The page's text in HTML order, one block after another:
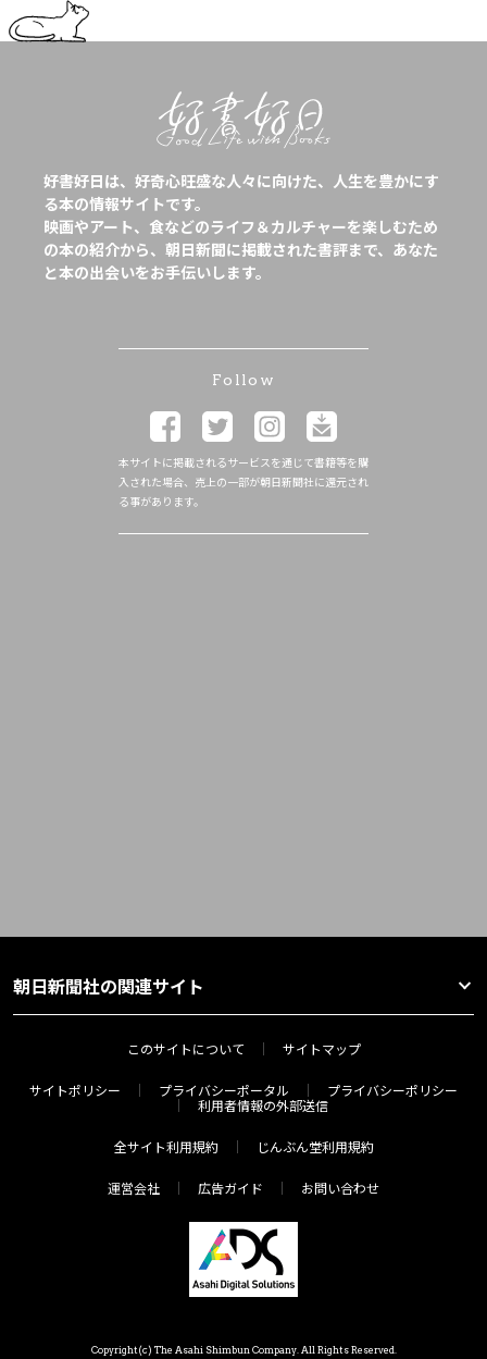
好書好日は、好奇心旺盛な人々に向けた、人生を豊かにす
る本の情報サイトです。
映画やアート、食などのライフ＆カルチャーを楽しむため
の本の紹介から、朝日新聞に掲載された書評まで、あなた
と本の出会いをお手伝いします。
Follow
本サイトに掲載されるサービスを通じて書籍等を購
入された場合、売上の一部が朝日新聞社に還元され
る事があります。
朝日新聞社の関連サイト
このサイトについて サイトマップ
サイトポリシー プライバシーポータル
プライバシーポリシー
利用者情報の外部送信
全サイト利用規約 じんぶん堂利用規約
運営会社 広告ガイド お問い合わせ
Copyright(c) The Asahi Shimbun Company. All Rights Reserved.